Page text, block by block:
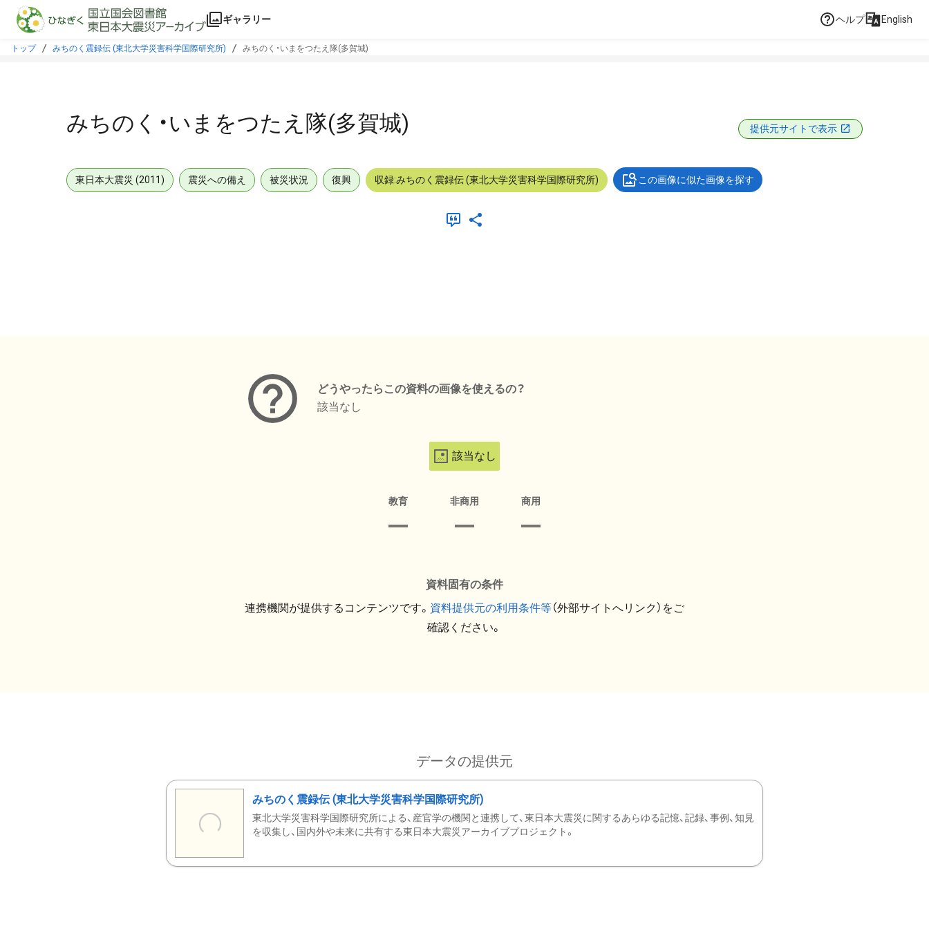
本文に飛ぶ
ギャラリー ヘルプ English
トップ みちのく震録伝 (東北大学災害科学国際研究所) みちのく・いまをつたえ隊(多賀城)
みちのく・いまをつたえ隊(多賀城) 提供元サイトで表示
東日本大震災 (2011) 震災への備え 被災状況 復興 収録:みちのく震録伝 (東北大学災害科学国際研究所) この画像に似た画像を探す
どうやったらこの資料の画像を使えるの？
該当なし
該当なし
教育 非商用 商用
資料固有の条件
連携機関が提供するコンテンツです。 資料提供元の利用条件等（外部サイトへリンク）をご
確認ください。
データの提供元
みちのく震録伝 (東北大学災害科学国際研究所)
東北大学災害科学国際研究所による、産官学の機関と連携して、東日本大震災に関するあらゆる記憶、記録、事例、知見
を収集し、国内外や未来に共有する東日本大震災アーカイブプロジェクト。